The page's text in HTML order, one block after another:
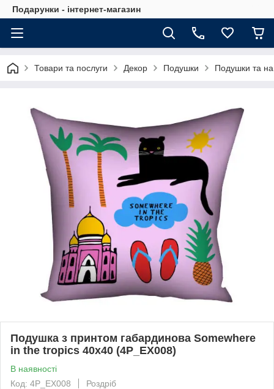
Подарунки - інтернет-магазин
Товари та послуги Декор Подушки Подушки та
Подушка з принтом габардинова Somewhere
in the tropics 40x40 (4P_EX008)
В наявності
Код: 4P_EX008
Роздріб